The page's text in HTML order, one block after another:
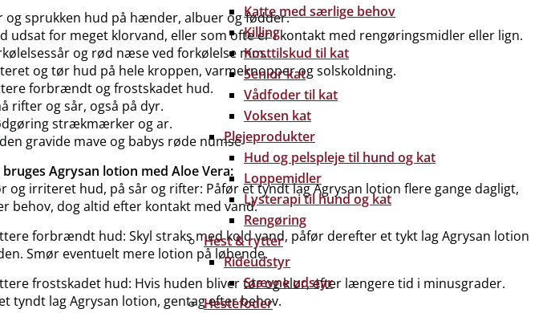
Katte med særlige behov
Killing
Kosttilskud til kat
Senior kat
Vådfoder til kat
Voksen kat
Plejeprodukter
Hud og pelspleje til hund og kat
Loppemidler
Lysterapi til hund og kat
Rengøring
Hest & rytter
Rideudstyr
Stævne udstyr
Hestefoder
og sprukken hud på hænder, albuer og fødder.
udsat for meget klorvand, eller som ofte er i kontakt med rengøringsmidler eller lign.
og rød næse ved forkølelse mm.
og tør hud på hele kroppen, varmeknopper og solskoldning.
forbrændt og frostskadet hud.
rifter og sår, også på dyr.
strækmærker og ar.
gravide mave og babys røde numse
bruges Agrysan lotion med Aloe Vera:
og irriteret hud, på sår og rifter: Påfør et tyndt lag Agrysan lotion flere gange dagligt,
behov, dog altid efter kontakt med vand.
forbrændt hud: Skyl straks med kold vand, påfør derefter et tykt lag Agrysan lotion
Smør eventuelt mere lotion på løbende.
frostskadet hud: Hvis huden bliver tør og klør, efter længere tid i minusgrader.
tyndt lag Agrysan lotion, gentag efter behov.